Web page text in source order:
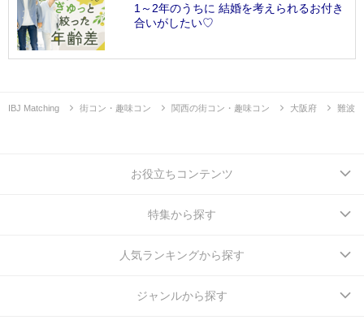
1～2年のうちに 結婚を考えられるお付き
合いがしたい♡
IBJ Matching 街コン・趣味コン 関西の街コン・趣味コン 大阪府 難波
お役立ちコンテンツ
特集から探す
人気ランキングから探す
ジャンルから探す